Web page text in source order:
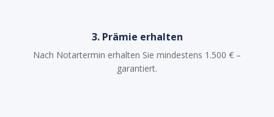
3. Prämie erhalten
Nach Notartermin erhalten Sie mindestens 1.500 € –
garantiert.